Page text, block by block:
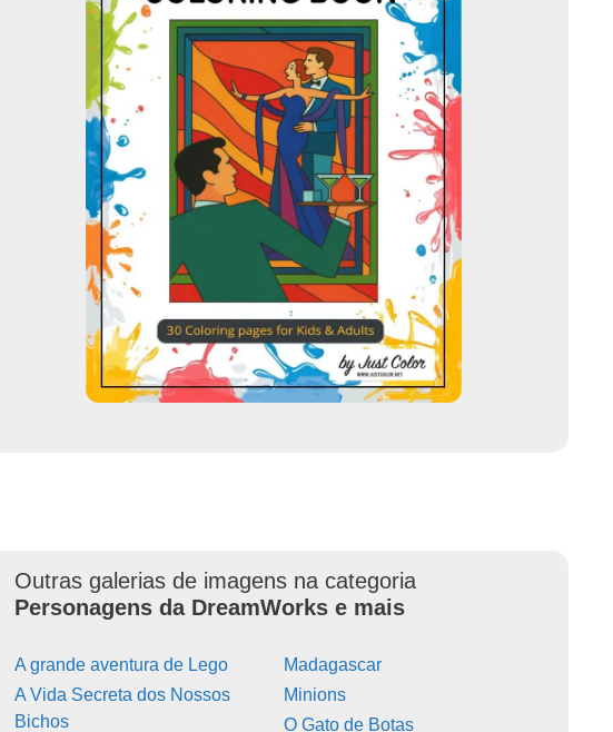
Outras galerias de imagens na categoria
Personagens da DreamWorks e mais
A grande aventura de Lego
A Vida Secreta dos Nossos
Bichos
Madagascar
Minions
O Gato de Botas